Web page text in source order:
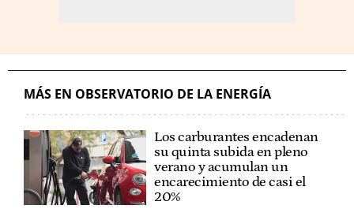
MÁS EN OBSERVATORIO DE LA ENERGÍA
Los carburantes encadenan
su quinta subida en pleno
verano y acumulan un
encarecimiento de casi el
20%